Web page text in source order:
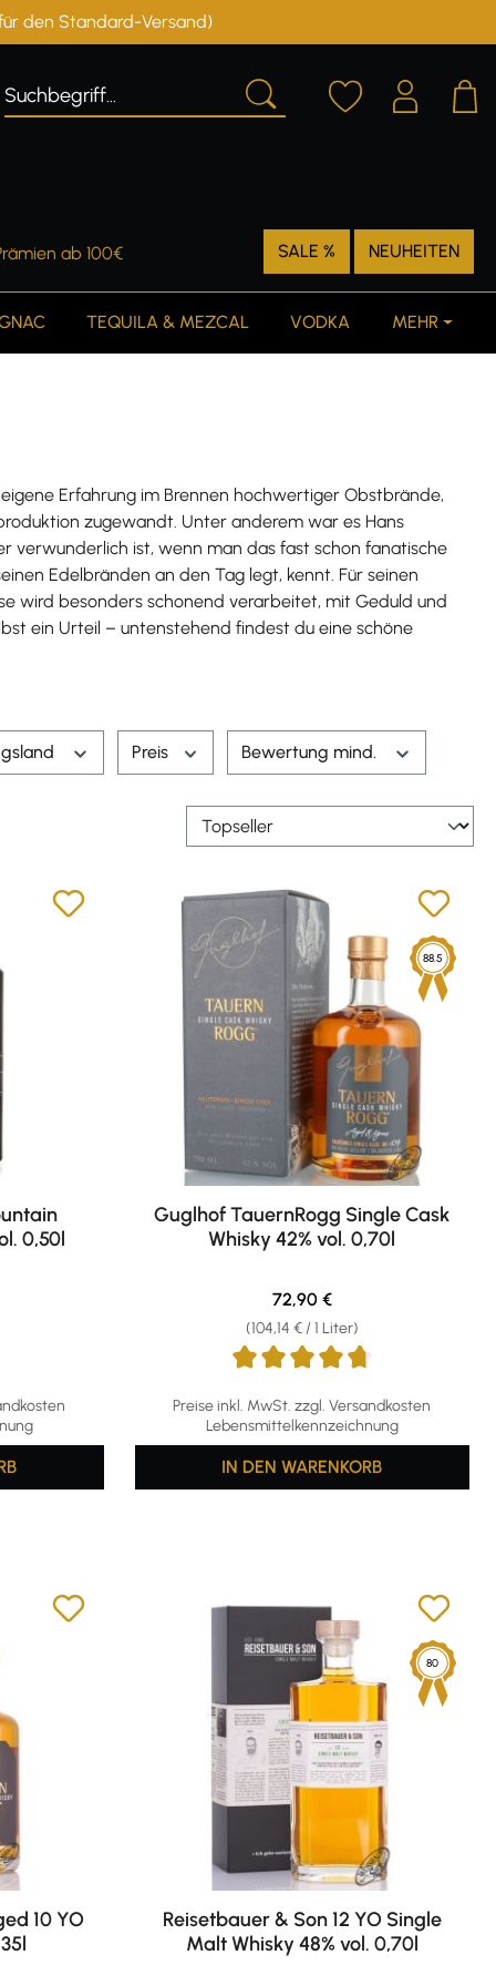
den Standard-Versand)
ab 100€ SALE % NEUHEITEN
TEQUILA & MEZCAL VODKA MEHR
Erfahrung im Brennen hochwertiger Obstbrände,
zugewandt. Unter anderem war es Hans
verwunderlich ist, wenn man das fast schon fanatische
Edelbränden an den Tag legt, kennt. Für seinen
wird besonders schonend verarbeitet, mit Geduld und
ein Urteil – untenstehend findest du eine schöne
Preis Bewertung mind.
0,50l
88.5
Guglhof TauernRogg Single Cask
Whisky 42% vol. 0,70l
Preise inkl. MwSt. zzgl. Versandkosten
Lebensmittelkennzeichnung
(104,14 € / 1 Liter)
Regulärer Preis:
72,90 €
IN DEN WARENKORB
10 YO
80
Reisetbauer & Son 12 YO Single
Malt Whisky 48% vol. 0,70l